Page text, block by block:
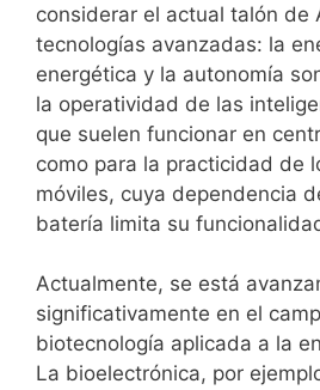
considerar el actual talón de
tecnologías avanzadas: la
energética y la autonomía
la operatividad de las
que suelen funcionar en
como para la practicidad de
móviles, cuya dependencia
batería limita su
Actualmente, se está
significativamente en el
biotecnología aplicada a la
La bioelectrónica, por